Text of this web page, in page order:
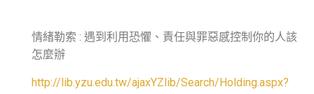
情緒勒索 : 遇到利用恐懼、責任與罪惡感控制你的人該
怎麼辦
http://lib.yzu.edu.tw/ajaxYZlib/Search/Holding.aspx?